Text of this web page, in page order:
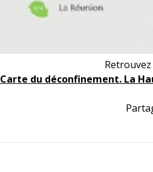
Carte du déconfinement. La